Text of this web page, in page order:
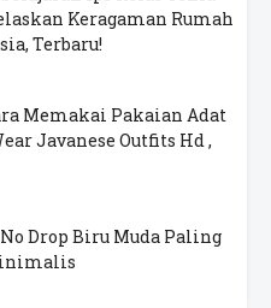
Keragaman Rumah
Terbaru!
Memakai Pakaian Adat
Javanese Outfits Hd ,
Drop Biru Muda Paling